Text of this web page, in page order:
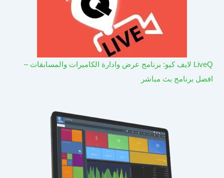
LiveQ لايف كيو: برنامج عرض وادارة الكاميرات والمسابقات –
افضل برنامج بث مباشر